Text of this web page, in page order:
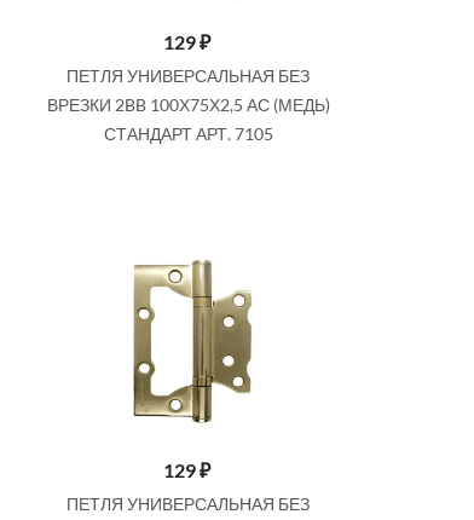
129₽
ПЕТЛЯ УНИВЕРСАЛЬНАЯ БЕЗ
ВРЕЗКИ 2BB 100Х75Х2,5 АС (МЕДЬ)
СТАНДАРТ АРТ. 7105
129₽
ПЕТЛЯ УНИВЕРСАЛЬНАЯ БЕЗ